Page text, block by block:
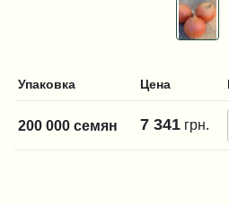
Упаковка Цена
200 000 семян 7 341 грн.